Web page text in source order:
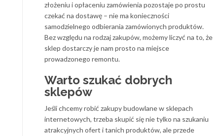
złożeniu i opłaceniu zamówienia pozostaje po prostu
czekać na dostawę – nie ma konieczności
samodzielnego odbierania zamówionych produktów.
Bez względu na rodzaj zakupów, możemy liczyć na to, że
sklep dostarczy je nam prosto na miejsce
prowadzonego remontu.
Warto szukać dobrych
sklepów
Jeśli chcemy robić zakupy budowlane w sklepach
internetowych, trzeba skupić się nie tylko na szukaniu
atrakcyjnych ofert i tanich produktów, ale przede